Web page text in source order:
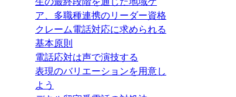
ア、多職種連携のリーダー資格
クレーム電話対応に求められる
基本原則
電話応対は声で演技する
表現のバリエーションを用意し
よう